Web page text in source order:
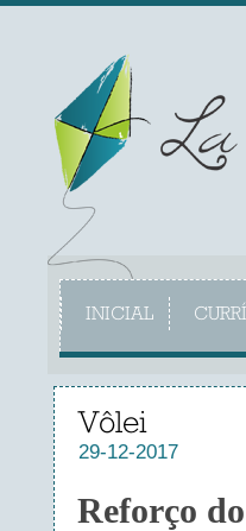
INICIAL
Vôlei
29-12-2017
Reforço